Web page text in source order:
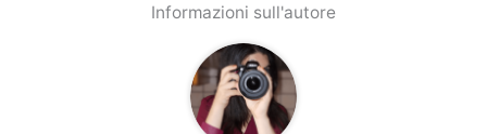
Informazioni sull'autore